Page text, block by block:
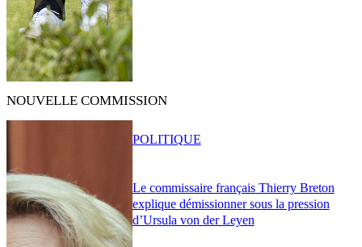
NOUVELLE COMMISSION
Le commissaire français Thierry Breton
explique démissionner sous la pression
d’Ursula von der Leyen
POLITIQUE